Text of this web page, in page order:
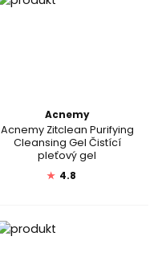
Acnemy
Acnemy Zitclean Purifying
Cleansing Gel Čistící
pleťový gel
★ 4.8